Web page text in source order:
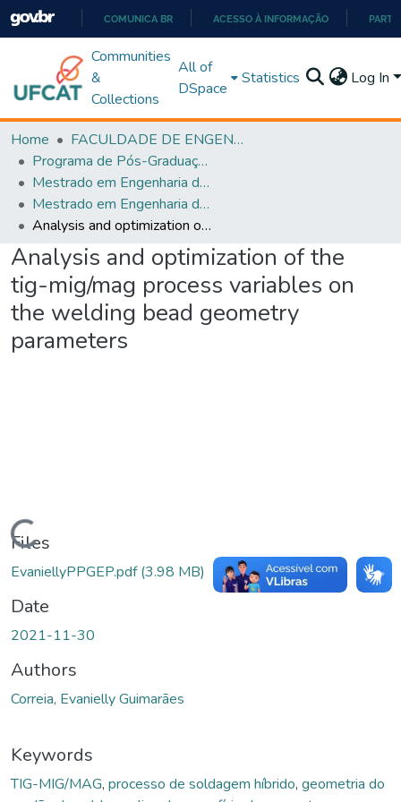
PARA
O
COMUNICA BR ACESSO À INFORMAÇÃO
Communities
&
Collections
All of
DSpace
Statistics Log In
Home
FACULDADE DE ENGENHARIA
Programa de Pós-Graduação em Engenharia de Produção (PPGEP)
Mestrado em Engenharia de Produção
Mestrado em Engenharia de Produção
Analysis and optimization of the tig-mig/mag process variables on the welding bead geometry parameters
Analysis and optimization of the
tig-mig/mag process variables on
the welding bead geometry
parameters
Loading...
Files
EvaniellyPPGEP.pdf(3.98 MB)
Date
2021-11-30
Authors
Correia, Evanielly Guimarães
Keywords
TIG-MIG/MAG, processo de soldagem híbrido, geometria do